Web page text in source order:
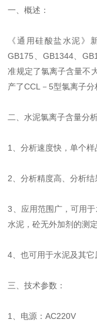
一、概述：
《通用硅酸盐水泥》
GB175、GB1344、
准规定了氯离子含量不
产了CCL－5型氯离子
二、水泥氯离子含量分
1、分析速度快，单个样
2、分析精度高、分析结
3、应用范围广，可用
水泥，砼无外加剂的测定
4、也可用于水泥及其它
三、技术参数：
1、电源：AC220V